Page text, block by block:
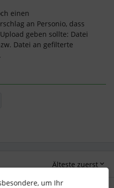
einen
an Personio, dass
geben sollte: Datei
Datei an gefilterte
Älteste zuerst
um Ihr